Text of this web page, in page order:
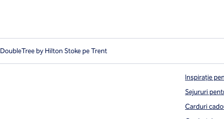
DoubleTree by Hilton Stoke pe Trent
Inspirație
Sejururi
Carduri